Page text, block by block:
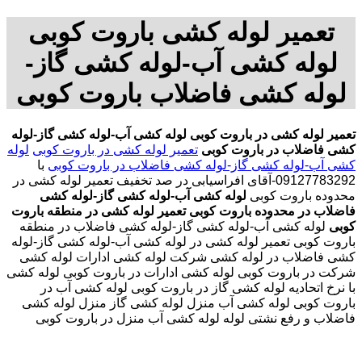
تعمیر لوله کشی باروت کوبی
لوله کشی آب-لوله کشی گاز-
لوله کشی فاضلاب باروت کوبی
تعمیر لوله کشی در باروت کوبی لوله کشی آب-لوله کشی گاز-لوله
کشی فاضلاب در باروت کوبی تعمیر لوله کشی در باروت کوبی لوله
کشی آب-لوله کشی گاز-لوله کشی فاضلاب در باروت کوبی با
09127783292-آقای افراسیابی در صد تخفیف
تعمیر لوله کشی در
محدوده باروت کوبی لوله کشی آب-لوله کشی گاز-لوله کشی
فاضلاب در محدوده باروت کوبی تعمیر لوله کشی در منطقه باروت
کوبی لوله کشی آب-لوله کشی گاز-لوله کشی فاضلاب در منطقه
باروت کوبی تعمیر لوله کشی در لوله کشی آب-لوله کشی گاز-لوله
کشی فاضلاب در لوله کشی شرکت لوله کشی ادارات لوله کشی
شرکت در باروت کوبی لوله کشی ادارات در باروت کوبی لوله کشی
با نرخ اتحادیه لوله کشی گاز در باروت کوبی لوله کشی آب در
باروت کوبی لوله کشی آب منزل لوله کشی گاز منزل لوله کشی
فاضلاب و رفع نشتی لوله لوله کشی آب منزل در باروت کوبی